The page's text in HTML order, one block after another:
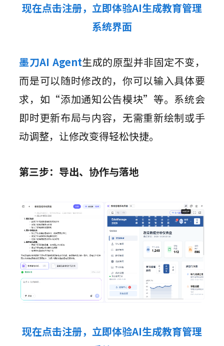
现在点击注册，立即体验AI生成教育管理
系统界面
墨刀AI Agent生成的原型并非固定不变，
而是可以随时修改的，你可以输入具体要
求，如“添加通知公告模块”等。系统会
即时更新布局与内容，无需重新绘制或手
动调整，让修改变得轻松快捷。
第三步：导出、协作与落地
现在点击注册，立即体验AI生成教育管理